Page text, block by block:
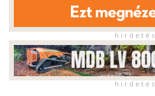
h i r d e t é s
h i r d e t é s